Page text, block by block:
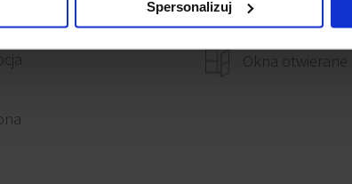
Spersonalizuj
Okna otwierane